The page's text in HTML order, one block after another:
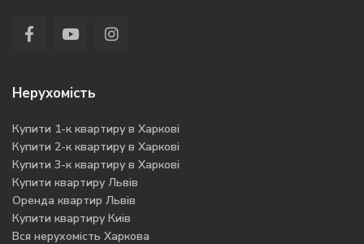
Нерухомість
Купити 1-к квартиру в Харкові
Купити 2-к квартиру в Харкові
Купити 3-к квартиру в Харкові
Купити квартиру Львів
Оренда квартир Львів
Купити квартиру Киів
Вся нерухомість Харкова